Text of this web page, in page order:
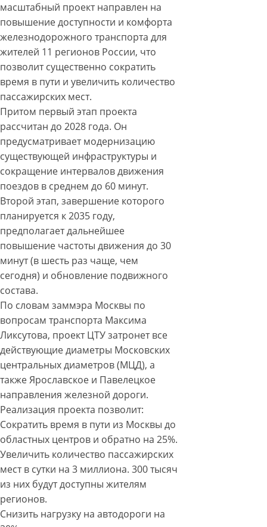
масштабный проект направлен на
повышение доступности и комфорта
железнодорожного транспорта для
жителей 11 регионов России, что
позволит существенно сократить
время в пути и увеличить количество
пассажирских мест.
Притом первый этап проекта
рассчитан до 2028 года. Он
предусматривает модернизацию
существующей инфраструктуры и
сокращение интервалов движения
поездов в среднем до 60 минут.
Второй этап, завершение которого
планируется к 2035 году,
предполагает дальнейшее
повышение частоты движения до 30
минут (в шесть раз чаще, чем
сегодня) и обновление подвижного
состава.
По словам заммэра Москвы по
вопросам транспорта Максима
Ликсутова, проект ЦТУ затронет все
действующие диаметры Московских
центральных диаметров (МЦД), а
также Ярославское и Павелецкое
направления железной дороги.
Реализация проекта позволит:
Сократить время в пути из Москвы до
областных центров и обратно на 25%.
Увеличить количество пассажирских
мест в сутки на 3 миллиона. 300 тысяч
из них будут доступны жителям
регионов.
Снизить нагрузку на автодороги на